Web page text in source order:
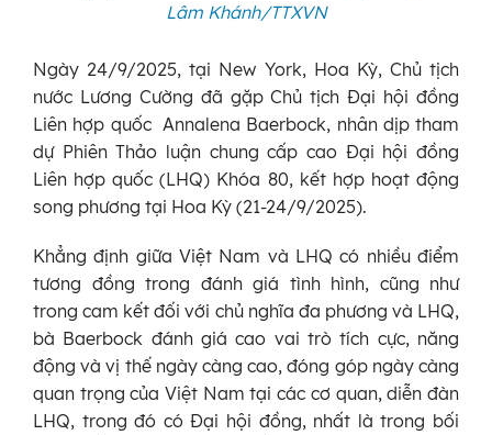
Lâm Khánh/TTXVN
Ngày 24/9/2025, tại New York, Hoa Kỳ, Chủ tịch
nước Lương Cường đã gặp Chủ tịch Đại hội đồng
Liên hợp quốc Annalena Baerbock, nhân dịp tham
dự Phiên Thảo luận chung cấp cao Đại hội đồng
Liên hợp quốc (LHQ) Khóa 80, kết hợp hoạt động
song phương tại Hoa Kỳ (21-24/9/2025).
Khẳng định giữa Việt Nam và LHQ có nhiều điểm
tương đồng trong đánh giá tình hình, cũng như
trong cam kết đối với chủ nghĩa đa phương và LHQ,
bà Baerbock đánh giá cao vai trò tích cực, năng
động và vị thế ngày càng cao, đóng góp ngày càng
quan trọng của Việt Nam tại các cơ quan, diễn đàn
LHQ, trong đó có Đại hội đồng, nhất là trong bối